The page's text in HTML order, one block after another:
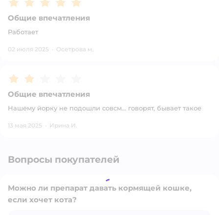
Общие впечатления
Работает
02 июля 2025 · Осетрова м.
Рейтинг:
Общие впечатления
Нашему йорку не подошли совсм... говорят, бывает такое
13 мая 2025 · Ирина И.
Вопросы покупателей
Можно ли препарат давать кормящей кошке,
если хочет кота?